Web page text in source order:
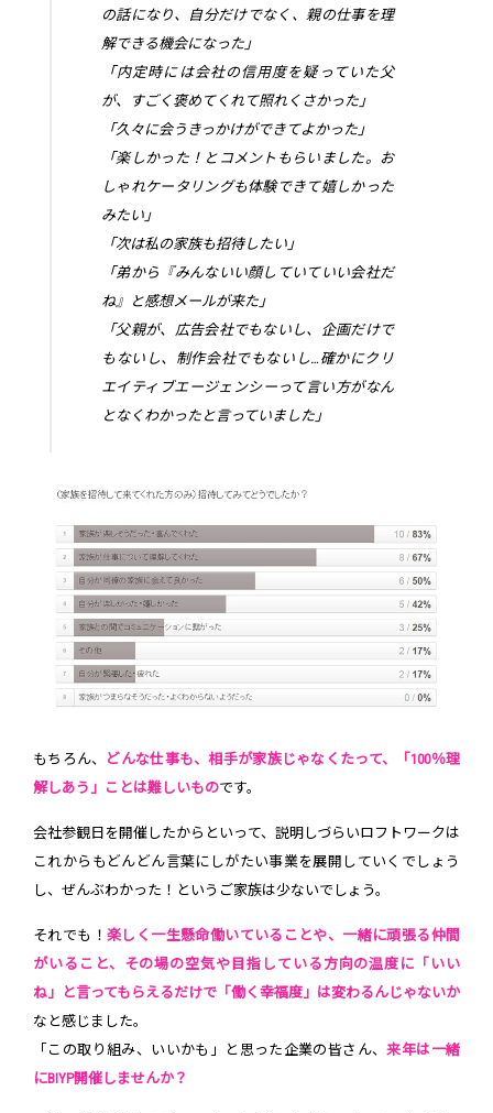
の話になり、自分だけでなく、親の仕事を理
解できる機会になった」
「内定時には会社の信用度を疑っていた父
が、すごく褒めてくれて照れくさかった」
「久々に会うきっかけができてよかった」
「楽しかった！とコメントもらいました。お
しゃれケータリングも体験できて嬉しかった
みたい」
「次は私の家族も招待したい」
「弟から『みんないい顔していていい会社だ
ね』と感想メールが来た」
「父親が、広告会社でもないし、企画だけで
もないし、制作会社でもないし…確かにクリ
エイティブエージェンシーって言い方がなん
となくわかったと言っていました」
もちろん、
どんな仕事も、相手が家族じゃなくたって、「100％理
解しあう」ことは難しいものです。
会社参観日を開催したからといって、説明しづらいロフトワークは
これからもどんどん言葉にしがたい事業を展開していくでしょう
し、ぜんぶわかった！というご家族は少ないでしょう。
それでも！ 楽しく一生懸命働いていることや、一緒に頑張る仲間
がいること、その場の空気や目指している方向の温度に「いい
ね」と言ってもらえるだけで「働く幸福度」は変わるんじゃないか
なと感じました。
「この取り組み、いいかも」と思った企業の皆さん、来年は一緒
にBIYP開催しませんか？